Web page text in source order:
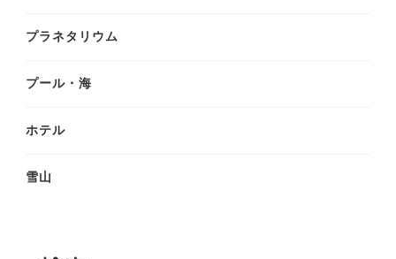
プラネタリウム
プール・海
ホテル
雪山